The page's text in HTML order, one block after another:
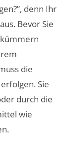
denn Ihr
Bevor Sie
die
Sie
durch die
wie